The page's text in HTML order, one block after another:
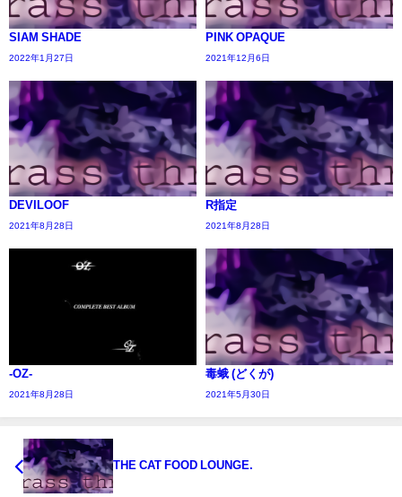
SIAM SHADE
2022年1月27日
PINK OPAQUE
2021年12月6日
DEVILOOF
2021年8月28日
R指定
2021年8月28日
-OZ-
2021年8月28日
毒蛾 (どくが)
2021年5月30日
THE CAT FOOD LOUNGE.